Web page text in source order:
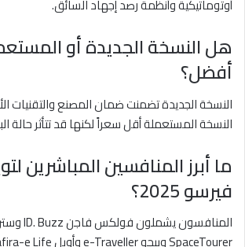
أوتوماتيكية وأنظمة رصد إجهاد السائق.
هل النسخة الجديدة أو
أفضل؟
النسخة الجديدة تضمنت ضمان المصنع والتقنيات
النسخة المستعملة أقل سعراً لكنها قد تتأثر حالة
ما أبرز المنافسين المباشرين
فيرسو 2025؟
SpaceTourer وبيجو e-Traveller وأوبل Zafira-e Life.